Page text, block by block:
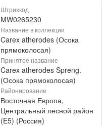
Штрихкод
MW0265230
Название в коллекции
Carex atherodes (Осока
прямоколосая)
Принятое название
Carex atherodes Spreng.
(Осока прямоколосая)
Районирование
Восточная Европа,
Центральный лесной район
(E5) (Россия)